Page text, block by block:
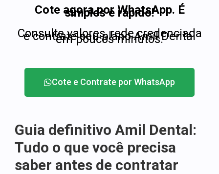
Cote agora por WhatsApp. É
simples e rápido!
Consulte valores, rede credenciada
e contrate seu plano Amil Dental
em poucos minutos.
Cote e Contrate por WhatsApp
Guia definitivo Amil Dental:
Tudo o que você precisa
saber antes de contratar